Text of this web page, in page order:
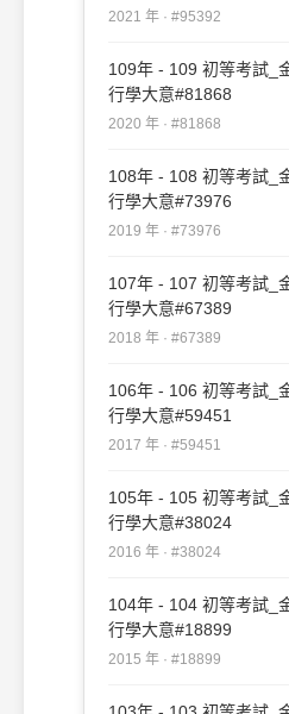
2021 年 · #95392
109年 - 109 初等考試_
行學大意#81868
2020 年 · #81868
108年 - 108 初等考試_
行學大意#73976
2019 年 · #73976
107年 - 107 初等考試_
行學大意#67389
2018 年 · #67389
106年 - 106 初等考試_
行學大意#59451
2017 年 · #59451
105年 - 105 初等考試_
行學大意#38024
2016 年 · #38024
104年 - 104 初等考試_
行學大意#18899
2015 年 · #18899